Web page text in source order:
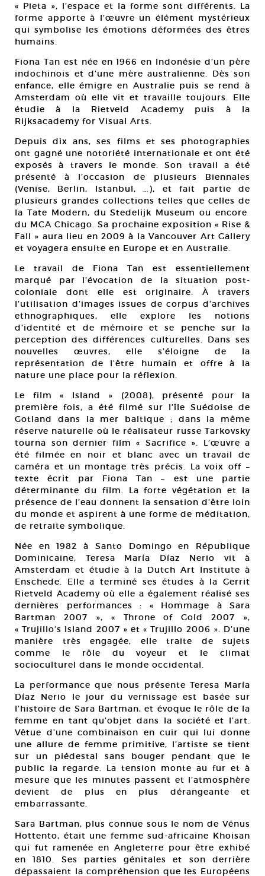
« Pieta », l’espace et la forme sont différents. La
forme apporte à l’œuvre un élément mystérieux
qui symbolise les émotions déformées des êtres
humains.
Fiona Tan est née en 1966 en Indonésie d’un père
indochinois et d’une mère australienne. Dès son
enfance, elle émigre en Australie puis se rend à
Amsterdam où elle vit et travaille toujours. Elle
étudie à la Rietveld Academy puis à la
Rijksacademy for Visual Arts.
Depuis dix ans, ses films et ses photographies
ont gagné une notoriété internationale et ont été
exposés à travers le monde. Son travail a été
présenté à l’occasion de plusieurs Biennales
(Venise, Berlin, Istanbul, …), et fait partie de
plusieurs grandes collections telles que celles de
la Tate Modern, du Stedelijk Museum ou encore
du MCA Chicago. Sa prochaine exposition « Rise &
Fall » aura lieu en 2009 à la Vancouver Art Gallery
et voyagera ensuite en Europe et en Australie.
Le travail de Fiona Tan est essentiellement
marqué par l’évocation de la situation post-
coloniale dont elle est originaire. À travers
l’utilisation d’images issues de corpus d’archives
ethnographiques, elle explore les notions
d’identité et de mémoire et se penche sur la
perception des différences culturelles. Dans ses
nouvelles œuvres, elle s’éloigne de la
représentation de l’être humain et offre à la
nature une place pour la réflexion.
Le film « Island » (2008), présenté pour la
première fois, a été filmé sur l’île Suédoise de
Gotland dans la mer baltique ; dans la même
réserve naturelle où le réalisateur russe Tarkovsky
tourna son dernier film « Sacrifice ». L’œuvre a
été filmée en noir et blanc avec un travail de
caméra et un montage très précis. La voix off –
texte écrit par Fiona Tan – est une partie
déterminante du film. La forte végétation et la
présence de l’eau donnent la sensation d’être loin
du monde et aspirent à une forme de méditation,
de retraite symbolique.
Née en 1982 à Santo Domingo en République
Dominicaine, Teresa María Díaz Nerio vit à
Amsterdam et étudie à la Dutch Art Institute à
Enschede. Elle a terminé ses études à la Gerrit
Rietveld Academy où elle a également réalisé ses
dernières performances : « Hommage à Sara
Bartman 2007 », « Throne of Gold 2007 »,
« Trujillo’s Island 2007 » et « Trujillo 2006 ». D’une
manière très engagée, elle traite de sujets
comme le rôle du voyeur et le climat
socioculturel dans le monde occidental.
La performance que nous présente Teresa María
Díaz Nerio le jour du vernissage est basée sur
l’histoire de Sara Bartman, et évoque le rôle de la
femme en tant qu’objet dans la société et l’art.
Vêtue d’une combinaison en cuir qui lui donne
une allure de femme primitive, l’artiste se tient
sur un piédestal sans bouger pendant que le
public la regarde. La tension monte au fur et à
mesure que les minutes passent et l’atmosphère
devient de plus en plus dérangeante et
embarrassante.
Sara Bartman, plus connue sous le nom de Vénus
Hottento, était une femme sud-africaine Khoisan
qui fut ramenée en Angleterre pour être exhibé
en 1810. Ses parties génitales et son derrière
dépassaient la compréhension que les Européens